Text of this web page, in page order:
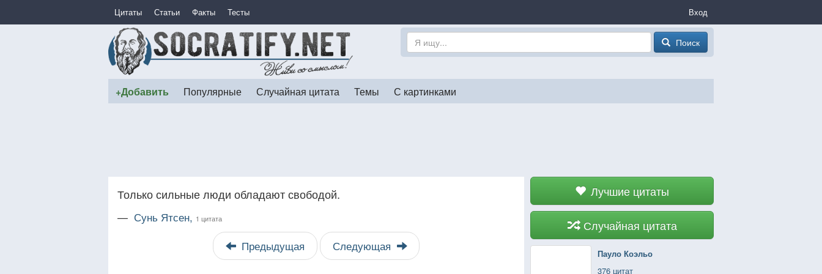
Цитаты Статьи Факты Тесты Вход
Поиск
+Добавить Популярные Случайная цитата Темы С картинками
Лучшие цитаты
Случайная цитата
Пауло Коэльо
376 цитат
Только сильные люди обладают свободой.
— Сунь Ятсен, 1 цитата
Предыдущая Следующая